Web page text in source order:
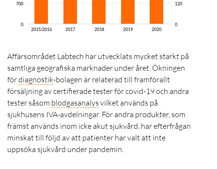
2015/2016 2017 2018 2019 2020
0
700
0
120
Affärsområdet Labtech har utvecklats mycket starkt på
samtliga geografiska marknader under året. Ökningen
fördiagnostik-bolagen är relaterad till framförallt
försäljning av certifierade tester för covid-19 och andra
tester såsom blodgasanalys vilket används på
sjukhusens IVA-avdelningar. För andra produkter, som
främst används inom icke akut sjukvård, har efterfrågan
minskat till följd av att patienter har valt att inte
uppsöka sjukvård under pandemin.